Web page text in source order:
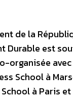
de la
Durable est
organisée
School à
School à Paris